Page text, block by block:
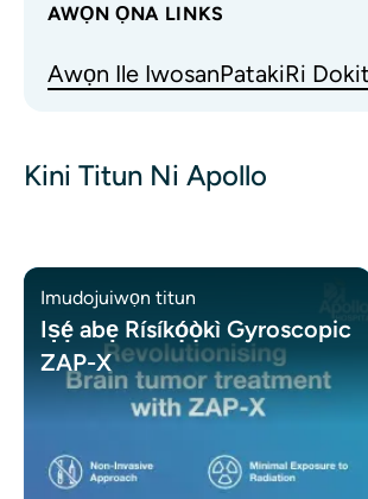
AWỌN ỌNA LINKS
Awọn Ile IwosanPatakiRi
Kini Titun Ni Apollo
Imudojuiwọn titun
Iṣẹ́ abẹ Rísíkọ́ọ̀kì Gyroscopic
ZAP-X